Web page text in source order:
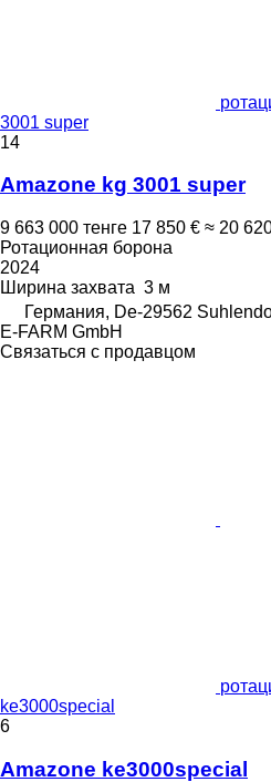
3001 super
14
Amazone kg 3001 super
9 663 000 тенге 17 850 € ≈ 20
Ротационная борона
2024
Ширина захвата 3 м
Германия, De-29562
E-FARM GmbH
Связаться с продавцом
ke3000special
6
Amazone ke3000special